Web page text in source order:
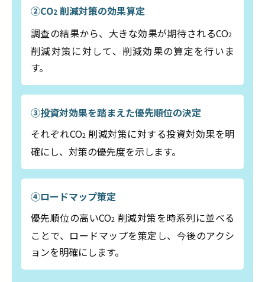
②CO2 削減対策の効果算定
調査の結果から、大きな効果が期待されるCO2
削減対策に対して、削減効果の算定を行いま
す。
③投資対効果を踏まえた優先順位の決定
それぞれCO2 削減対策に対する投資対効果を明
確にし、対策の優先度を示します。
④ロードマップ策定
優先順位の高いCO2 削減対策を時系列に並べる
ことで、ロードマップを策定し、今後のアクシ
ョンを明確にします。